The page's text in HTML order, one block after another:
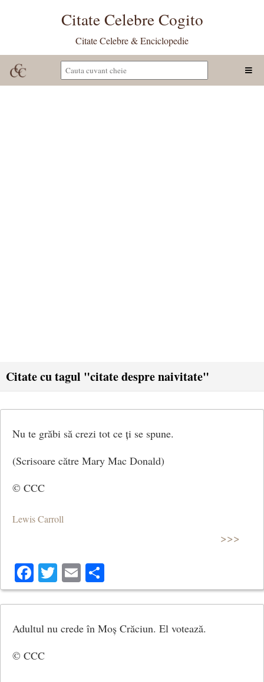
Citate Celebre Cogito
Citate Celebre & Enciclopedie
Citate cu tagul "citate despre naivitate"
Nu te grăbi să crezi tot ce ți se spune.
(Scrisoare către Mary Mac Donald)
© CCC
Lewis Carroll
>>>
Facebook
Twitter
Email
Adultul nu crede în Moș Crăciun. El votează.
© CCC